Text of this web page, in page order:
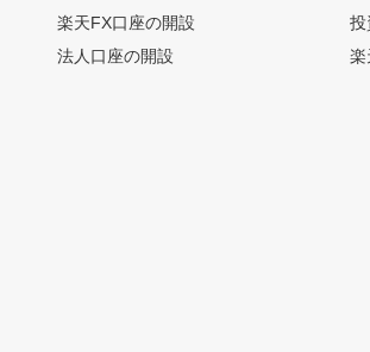
楽天FX口座の開設
法人口座の開設
投
楽